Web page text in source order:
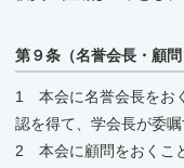
第９条（名誉会長・顧問
1 本会に名誉会長をお
認を得て、学会長が委嘱
2 本会に顧問をおくこ